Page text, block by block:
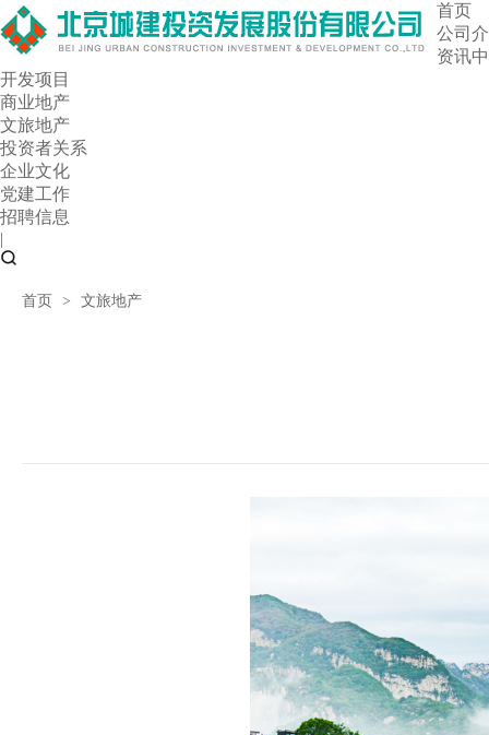
首页
公司
资讯
开发项目
商业地产
文旅地产
投资者关系
企业文化
党建工作
招聘信息
|
首页 > 文旅地产